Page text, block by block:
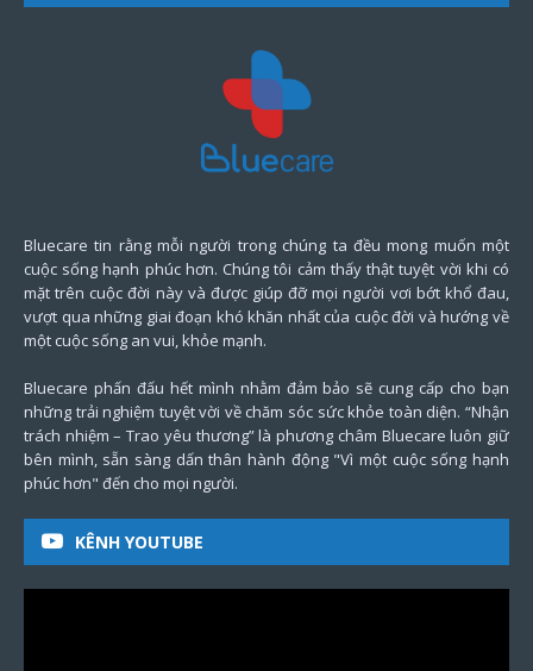
Bluecare tin rằng mỗi người trong chúng ta đều mong muốn một
cuộc sống hạnh phúc hơn. Chúng tôi cảm thấy thật tuyệt vời khi có
mặt trên cuộc đời này và được giúp đỡ mọi người vơi bớt khổ đau,
vượt qua những giai đoạn khó khăn nhất của cuộc đời và hướng về
một cuộc sống an vui, khỏe mạnh.
Bluecare phấn đấu hết mình nhằm đảm bảo sẽ cung cấp cho bạn
những trải nghiệm tuyệt vời về chăm sóc sức khỏe toàn diện. “Nhận
trách nhiệm – Trao yêu thương” là phương châm Bluecare luôn giữ
bên mình, sẵn sàng dấn thân hành động "Vì một cuộc sống hạnh
phúc hơn" đến cho mọi người.
KÊNH YOUTUBE